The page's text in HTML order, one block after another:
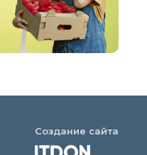
Создание сайта